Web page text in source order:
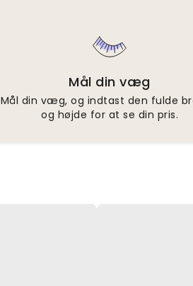
Mål din væg
Mål din væg, og indtast den fulde
og højde for at se din pris.